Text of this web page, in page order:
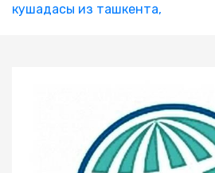
кушадасы из ташкента,